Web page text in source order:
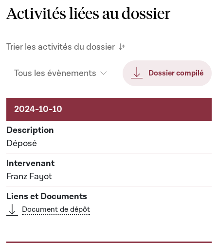
Activités liées au dossier
Trier les activités du dossier
Tous les évènements Dossier compilé
Activités liées au dossier
Déposé
Franz Fayot
Document de dépôt